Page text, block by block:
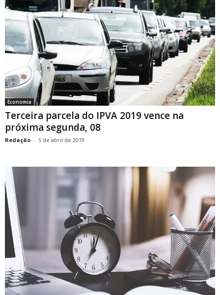
Economia
Terceira parcela do IPVA 2019 vence na
próxima segunda, 08
Redação - 5 de abril de 2019